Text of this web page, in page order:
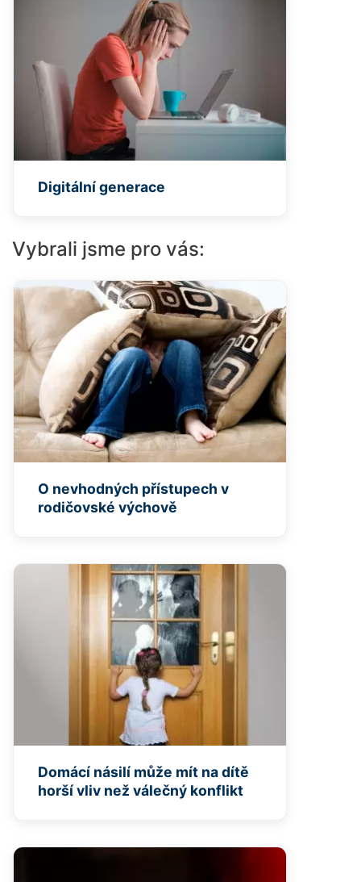
Digitální generace
Vybrali jsme pro vás:
O nevhodných přístupech v
rodičovské výchově
Domácí násilí může mít na dítě
horší vliv než válečný konflikt